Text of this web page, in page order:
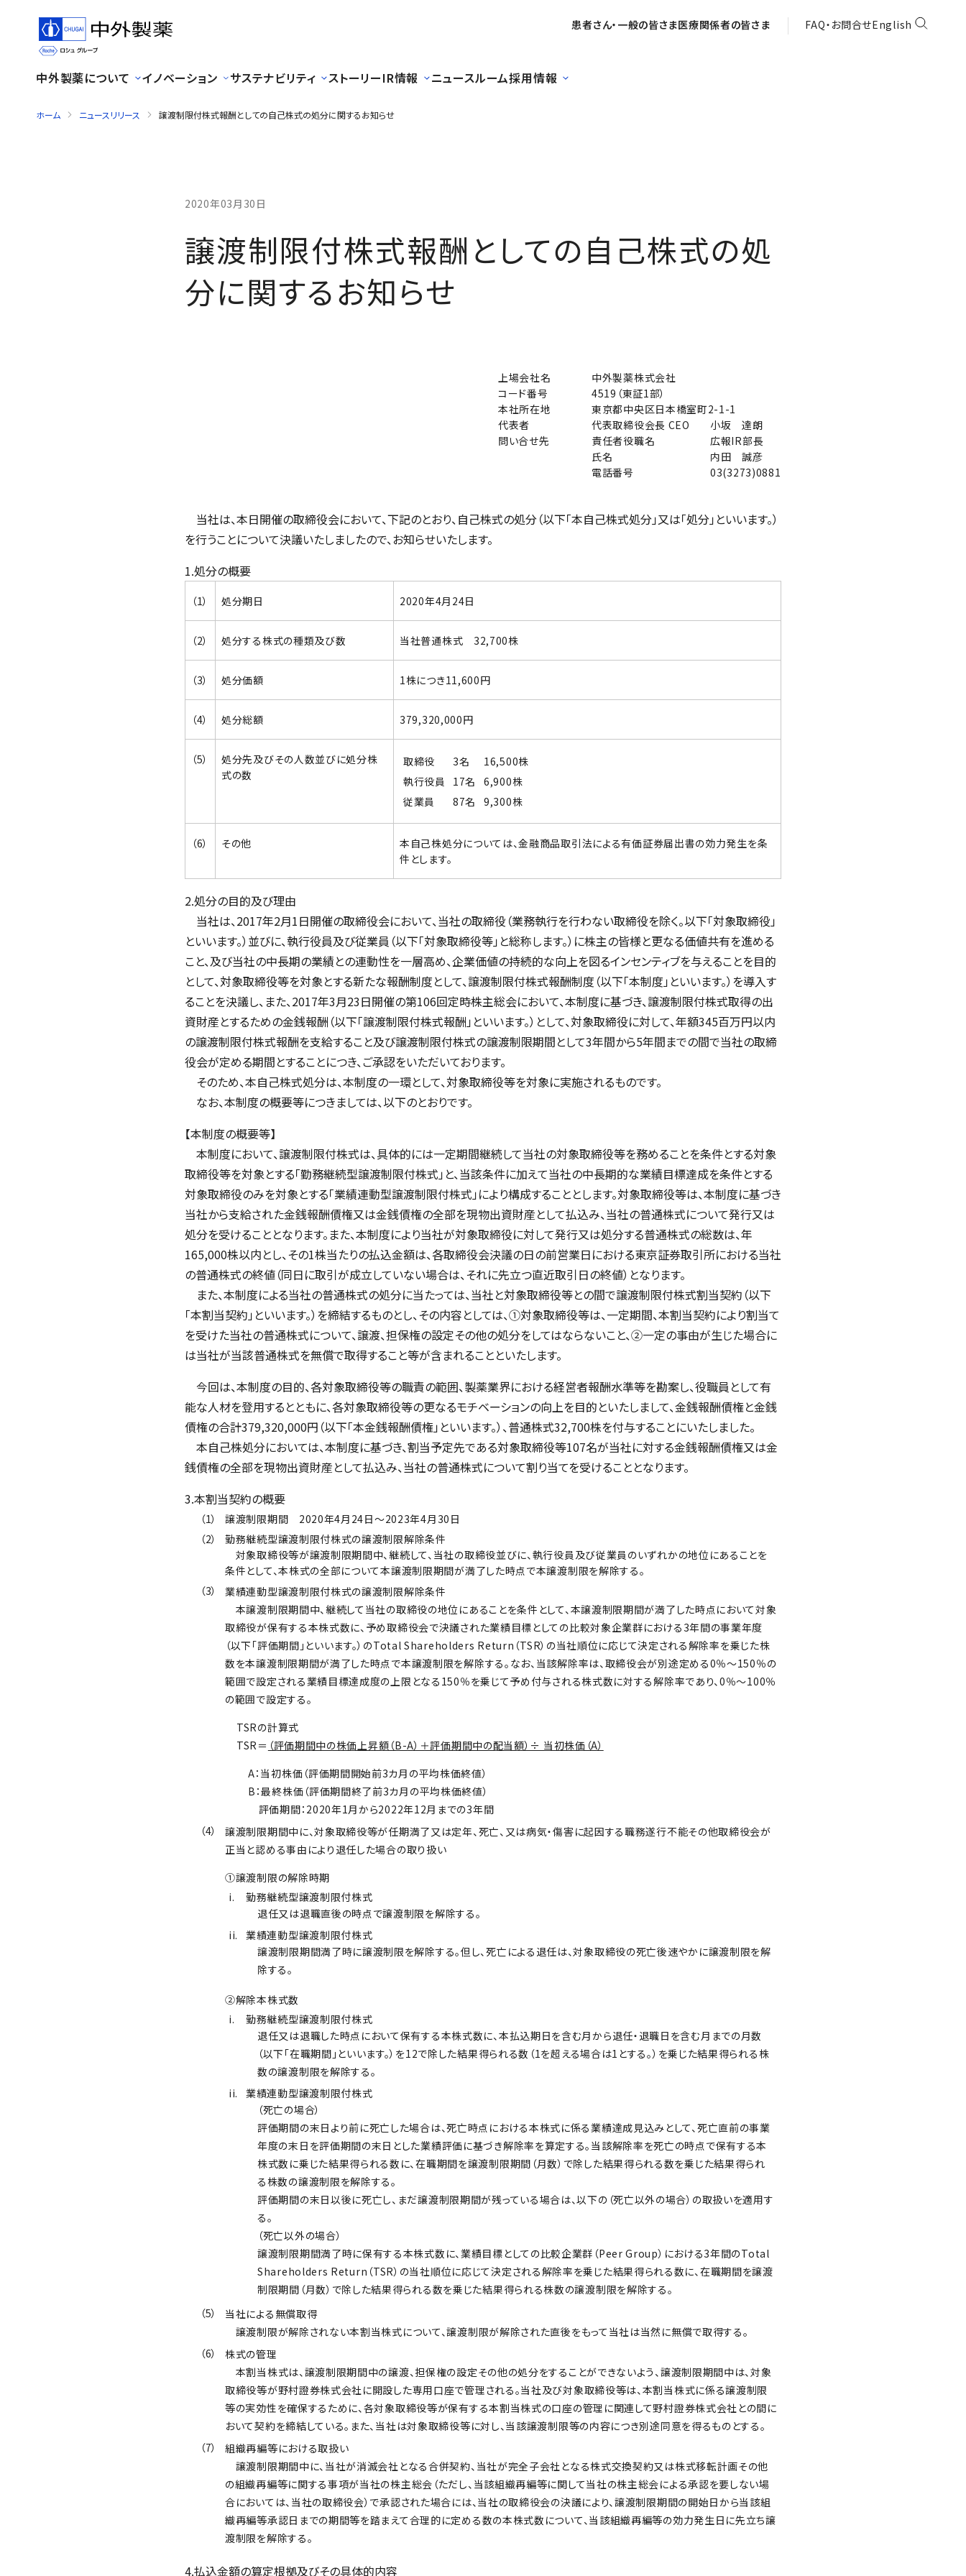
患者さん・一般の皆さま医療関係者の皆さま FAQ・お問合せEnglish
中外製薬について イノベーション サステナビリティ ストーリーIR情報 ニュースルーム採用情報
ホーム ニュースリリース 譲渡制限付株式報酬としての自己株式の処分に関するお知らせ
2020年03月30日
譲渡制限付株式報酬としての自己株式の処
分に関するお知らせ
上場会社名
中外製薬株式会社
コード番号
4519（東証1部）
本社所在地
東京都中央区日本橋室町2-1-1
代表者
代表取締役会長 CEO
小坂 達朗
問い合せ先
責任者役職名
広報IR部長
氏名
内田 誠彦
電話番号
03(3273)0881
当社は、本日開催の取締役会において、下記のとおり、自己株式の処分（以下「本自己株式処分」又は「処分」といいます。）
を行うことについて決議いたしましたので、お知らせいたします。
1.処分の概要
（1） 処分期日 2020年4月24日
（2） 処分する株式の種類及び数 当社普通株式 32,700株
（3） 処分価額 1株につき11,600円
（4） 処分総額 379,320,000円
（5）
処分先及びその人数並びに処分株
式の数
取締役 3名
16,500株
執行役員
17名
6,900株
従業員
87名 9,300株
（6） その他
本自己株処分については、金融商品取引法による有価証券届出書の効力発生を条
件とします。
2.処分の目的及び理由
当社は、2017年2月1日開催の取締役会において、当社の取締役（業務執行を行わない取締役を除く。以下「対象取締役」
といいます。）並びに、執行役員及び従業員（以下「対象取締役等」と総称します。）に株主の皆様と更なる価値共有を進める
こと、及び当社の中長期の業績との連動性を一層高め、企業価値の持続的な向上を図るインセンティブを与えることを目的
として、対象取締役等を対象とする新たな報酬制度として、譲渡制限付株式報酬制度（以下「本制度」といいます。）を導入す
ることを決議し、また、2017年3月23日開催の第106回定時株主総会において、本制度に基づき、譲渡制限付株式取得の出
資財産とするための金銭報酬（以下「譲渡制限付株式報酬」といいます。）として、対象取締役に対して、年額345百万円以内
の譲渡制限付株式報酬を支給すること及び譲渡制限付株式の譲渡制限期間として3年間から5年間までの間で当社の取締
役会が定める期間とすることにつき、ご承認をいただいております。
そのため、本自己株式処分は、本制度の一環として、対象取締役等を対象に実施されるものです。
なお、本制度の概要等につきましては、以下のとおりです。
【本制度の概要等】
本制度において、譲渡制限付株式は、具体的には一定期間継続して当社の対象取締役等を務めることを条件とする対象
取締役等を対象とする「勤務継続型譲渡制限付株式」と、当該条件に加えて当社の中長期的な業績目標達成を条件とする
対象取締役のみを対象とする「業績連動型譲渡制限付株式」により構成することとします。対象取締役等は、本制度に基づき
当社から支給された金銭報酬債権又は金銭債権の全部を現物出資財産として払込み、当社の普通株式について発行又は
処分を受けることとなります。また、本制度により当社が対象取締役に対して発行又は処分する普通株式の総数は、年
165,000株以内とし、その1株当たりの払込金額は、各取締役会決議の日の前営業日における東京証券取引所における当社
の普通株式の終値（同日に取引が成立していない場合は、それに先立つ直近取引日の終値）となります。
また、本制度による当社の普通株式の処分に当たっては、当社と対象取締役等との間で譲渡制限付株式割当契約（以下
「本割当契約」といいます。）を締結するものとし、その内容としては、①対象取締役等は、一定期間、本割当契約により割当て
を受けた当社の普通株式について、譲渡、担保権の設定その他の処分をしてはならないこと、②一定の事由が生じた場合に
は当社が当該普通株式を無償で取得すること等が含まれることといたします。
今回は、本制度の目的、各対象取締役等の職責の範囲、製薬業界における経営者報酬水準等を勘案し、役職員として有
能な人材を登用するとともに、各対象取締役等の更なるモチベーションの向上を目的といたしまして、金銭報酬債権と金銭
債権の合計379,320,000円（以下「本金銭報酬債権」といいます。）、普通株式32,700株を付与することにいたしました。
本自己株処分においては、本制度に基づき、割当予定先である対象取締役等107名が当社に対する金銭報酬債権又は金
銭債権の全部を現物出資財産として払込み、当社の普通株式について割り当てを受けることとなります。
3.本割当契約の概要
（1）
譲渡制限期間 2020年4月24日～2023年4月30日
（2）
勤務継続型譲渡制限付株式の譲渡制限解除条件
対象取締役等が譲渡制限期間中、継続して、当社の取締役並びに、執行役員及び従業員のいずれかの地位にあることを
条件として、本株式の全部について本譲渡制限期間が満了した時点で本譲渡制限を解除する。
（3）
業績連動型譲渡制限付株式の譲渡制限解除条件
本譲渡制限期間中、継続して当社の取締役の地位にあることを条件として、本譲渡制限期間が満了した時点において対象
取締役が保有する本株式数に、予め取締役会で決議された業績目標としての比較対象企業群における3年間の事業年度
（以下「評価期間」といいます。）のTotal Shareholders Return（TSR）の当社順位に応じて決定される解除率を乗じた株
数を本譲渡制限期間が満了した時点で本譲渡制限を解除する。なお、当該解除率は、取締役会が別途定める0％～150％の
範囲で設定される業績目標達成度の上限となる150％を乗じて予め付与される株式数に対する解除率であり、0％～100％
の範囲で設定する。
TSRの計算式
TSR＝ （評価期間中の株価上昇額（B-A）＋評価期間中の配当額）÷ 当初株価（A）
A：当初株価（評価期間開始前3カ月の平均株価終値）
B：最終株価（評価期間終了前3カ月の平均株価終値）
評価期間：2020年1月から2022年12月までの3年間
（4）
譲渡制限期間中に、対象取締役等が任期満了又は定年、死亡、又は病気・傷害に起因する職務遂行不能その他取締役会が
正当と認める事由により退任した場合の取り扱い
①譲渡制限の解除時期
i.
勤務継続型譲渡制限付株式
退任又は退職直後の時点で譲渡制限を解除する。
ii.
業績連動型譲渡制限付株式
譲渡制限期間満了時に譲渡制限を解除する。但し、死亡による退任は、対象取締役の死亡後速やかに譲渡制限を解
除する。
②解除本株式数
i.
勤務継続型譲渡制限付株式
退任又は退職した時点において保有する本株式数に、本払込期日を含む月から退任・退職日を含む月までの月数
（以下「在職期間」といいます。）を12で除した結果得られる数（1を超える場合は1とする。）を乗じた結果得られる株
数の譲渡制限を解除する。
ii.
業績連動型譲渡制限付株式
（死亡の場合）
評価期間の末日より前に死亡した場合は、死亡時点における本株式に係る業績達成見込みとして、死亡直前の事業
年度の末日を評価期間の末日とした業績評価に基づき解除率を算定する。当該解除率を死亡の時点で保有する本
株式数に乗じた結果得られる数に、在職期間を譲渡制限期間（月数）で除した結果得られる数を乗じた結果得られ
る株数の譲渡制限を解除する。
評価期間の末日以後に死亡し、まだ譲渡制限期間が残っている場合は、以下の（死亡以外の場合）の取扱いを適用す
る。
（死亡以外の場合）
譲渡制限期間満了時に保有する本株式数に、業績目標としての比較企業群（Peer Group）における3年間のTotal
Shareholders Return（TSR）の当社順位に応じて決定される解除率を乗じた結果得られる数に、在職期間を譲渡
制限期間（月数）で除した結果得られる数を乗じた結果得られる株数の譲渡制限を解除する。
（5）
当社による無償取得
譲渡制限が解除されない本割当株式について、譲渡制限が解除された直後をもって当社は当然に無償で取得する。
（6）
株式の管理
本割当株式は、譲渡制限期間中の譲渡、担保権の設定その他の処分をすることができないよう、譲渡制限期間中は、対象
取締役等が野村證券株式会社に開設した専用口座で管理される。当社及び対象取締役等は、本割当株式に係る譲渡制限
等の実効性を確保するために、各対象取締役等が保有する本割当株式の口座の管理に関連して野村證券株式会社との間に
おいて契約を締結している。また、当社は対象取締役等に対し、当該譲渡制限等の内容につき別途同意を得るものとする。
（7）
組織再編等における取扱い
譲渡制限期間中に、当社が消滅会社となる合併契約、当社が完全子会社となる株式交換契約又は株式移転計画その他
の組織再編等に関する事項が当社の株主総会（ただし、当該組織再編等に関して当社の株主総会による承認を要しない場
合においては、当社の取締役会）で承認された場合には、当社の取締役会の決議により、譲渡制限期間の開始日から当該組
織再編等承認日までの期間等を踏まえて合理的に定める数の本株式数について、当該組織再編等の効力発生日に先立ち譲
渡制限を解除する。
4.払込金額の算定根拠及びその具体的内容